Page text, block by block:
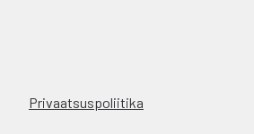
Privaatsuspoliitika